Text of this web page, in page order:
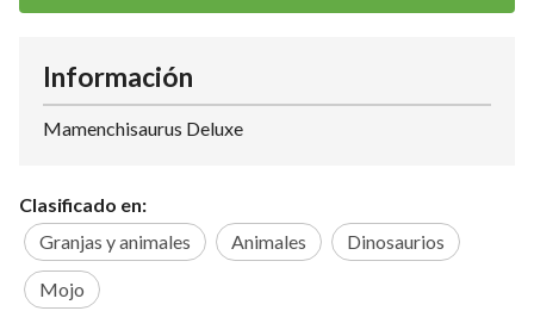
Información
Mamenchisaurus Deluxe
Clasificado en:
Granjas y animales
Animales Dinosaurios
Mojo